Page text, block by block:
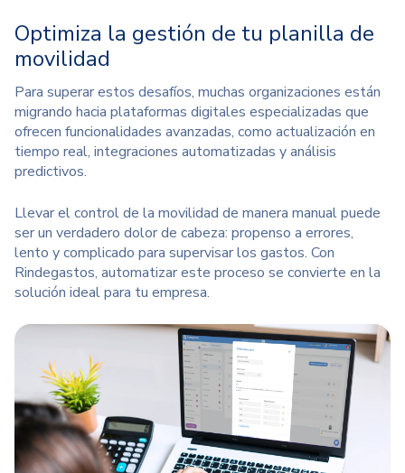
Optimiza la gestión de tu planilla de
movilidad
Para superar estos desafíos, muchas organizaciones están
migrando hacia plataformas digitales especializadas que
ofrecen funcionalidades avanzadas, como actualización en
tiempo real, integraciones automatizadas y análisis
predictivos.
Llevar el control de la movilidad de manera manual puede
ser un verdadero dolor de cabeza: propenso a errores,
lento y complicado para supervisar los gastos. Con
Rindegastos, automatizar este proceso se convierte en la
solución ideal para tu empresa.